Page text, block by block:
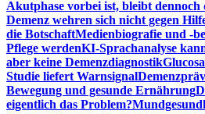
Akutphase vorbei ist, bleibt dennoch
Demenz wehren sich nicht gegen
die BotschaftMedienbiografie und -
Pflege werdenKI-Sprachanalyse
aber keine Demenzdiagnostik
Studie liefert Warnsignal
Bewegung und gesunde Ernährung
eigentlich das Problem?